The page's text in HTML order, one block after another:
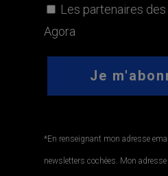
Les partenaires
Agora
*En renseignant mon adresse
newsletters cochées. Mon